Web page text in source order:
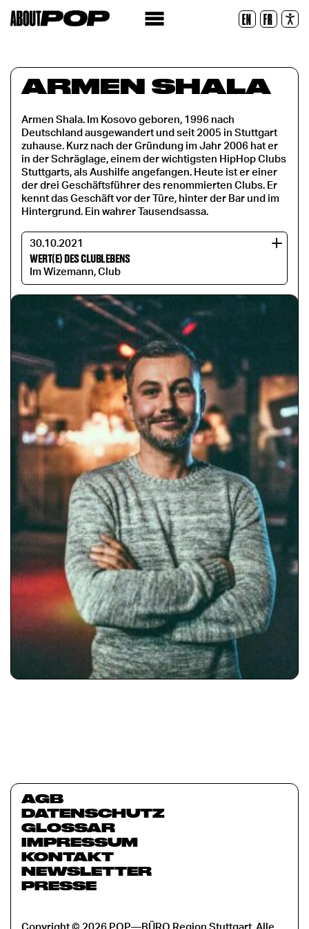
EN FR
Zurücksetzen
ARMEN SHALA
Armen Shala. Im Kosovo geboren, 1996 nach
Deutschland ausgewandert und seit 2005 in Stuttgart
zuhause. Kurz nach der Gründung im Jahr 2006 hat er
in der Schräglage, einem der wichtigsten HipHop Clubs
Stuttgarts, als Aushilfe angefangen. Heute ist er einer
der drei Geschäftsführer des renommierten Clubs. Er
kennt das Geschäft vor der Türe, hinter der Bar und im
Hintergrund. Ein wahrer Tausendsassa.
30.10.2021
WERT(E) DES CLUBLEBENS
Im Wizemann, Club
AGB
DATENSCHUTZ
GLOSSAR
IMPRESSUM
KONTAKT
NEWSLETTER
PRESSE